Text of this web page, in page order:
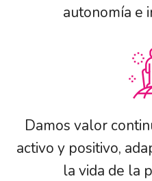
autonomía e
Damos valor
activo y positivo,
la vida de la